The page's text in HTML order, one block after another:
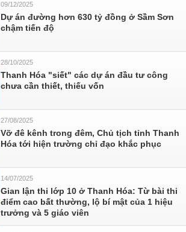
09/12/2025
Dự án đường hơn 630 tỷ đồng ở Sầm Sơn
chậm tiến độ
28/10/2025
Thanh Hóa "siết" các dự án đầu tư công
chưa cần thiết, thiếu vốn
27/08/2025
Vỡ đê kênh trong đêm, Chủ tịch tỉnh Thanh
Hóa tới hiện trường chỉ đạo khắc phục
14/07/2025
Gian lận thi lớp 10 ở Thanh Hóa: Từ bài thi
điểm cao bất thường, lộ bí mật của 1 hiệu
trưởng và 5 giáo viên